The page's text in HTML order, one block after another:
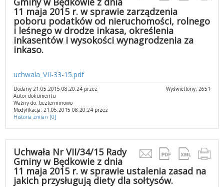
11 maja 2015 r. w sprawie zarządzenia
poboru podatków od nieruchomości, rolnego
i leśnego w drodze inkasa, określenia
inkasentów i wysokości wynagrodzenia za
inkaso.
uchwala_VII-33-15.pdf
Wyświetlony: 2651
Dodany 21.05.2015 08:20:24 przez
Autor dokumentu
Ważny do: bezterminowo
Modyfikacja: 21.05.2015 08:20:24 przez
Historia zmian [0]
Uchwała Nr VII/34/15 Rady
Gminy w Będkowie z dnia
11 maja 2015 r. w sprawie ustalenia zasad na
jakich przysługują diety dla sołtysów.